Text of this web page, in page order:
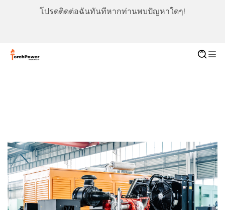
โปรดติดต่อฉันทันทีหากท่านพบปัญหาใดๆ!